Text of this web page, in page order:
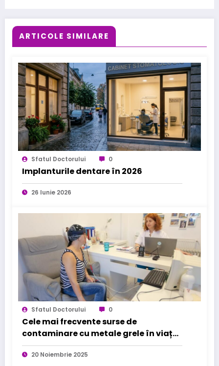
ARTICOLE SIMILARE
Sfatul Doctorului 0
Implanturile dentare în 2026
26 Iunie 2026
Sfatul Doctorului 0
Cele mai frecvente surse de
contaminare cu metale grele în viața
de zi cu zi
20 Noiembrie 2025